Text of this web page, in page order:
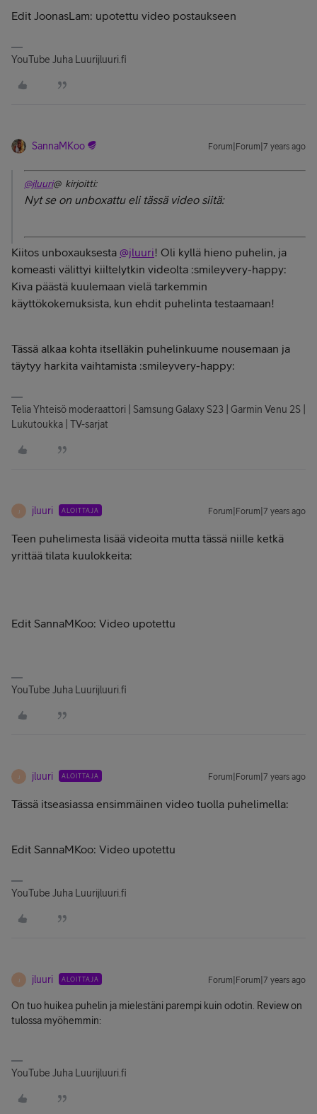
Edit JoonasLam: upotettu video postaukseen
YouTube Juha Luurijluuri.fi
SannaMKoo Forum|Forum|7 years ago
@jluuri@ kirjoitti:
Nyt se on unboxattu eli tässä video siitä:
Kiitos unboxauksesta @jluuri! Oli kyllä hieno puhelin, ja
komeasti välittyi kiiltelytkin videolta :smileyvery-happy:
Kiva päästä kuulemaan vielä tarkemmin
käyttökokemuksista, kun ehdit puhelinta testaamaan!
Tässä alkaa kohta itselläkin puhelinkuume nousemaan ja
täytyy harkita vaihtamista :smileyvery-happy:
Telia Yhteisö moderaattori | Samsung Galaxy S23 | Garmin Venu 2S |
Lukutoukka | TV-sarjat
J jluuri ALOITTAJA Forum|Forum|7 years ago
Teen puhelimesta lisää videoita mutta tässä niille ketkä
yrittää tilata kuulokkeita:
Edit SannaMKoo: Video upotettu
YouTube Juha Luurijluuri.fi
J jluuri ALOITTAJA Forum|Forum|7 years ago
Tässä itseasiassa ensimmäinen video tuolla puhelimella:
Edit SannaMKoo: Video upotettu
YouTube Juha Luurijluuri.fi
J jluuri ALOITTAJA Forum|Forum|7 years ago
On tuo huikea puhelin ja mielestäni parempi kuin odotin. Review on
tulossa myöhemmin:
YouTube Juha Luurijluuri.fi